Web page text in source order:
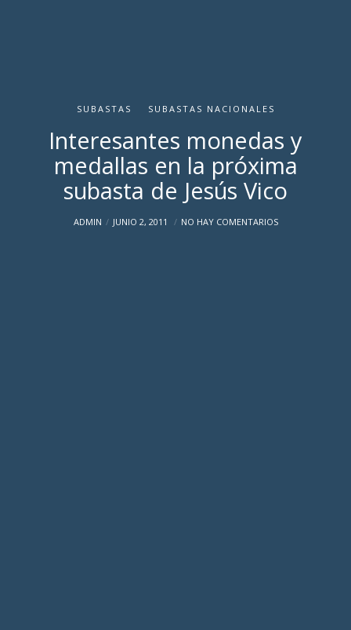
SUBASTAS SUBASTAS NACIONALES
Interesantes monedas y
medallas en la próxima
subasta de Jesús Vico
ADMIN JUNIO 2, 2011 NO HAY COMENTARIOS